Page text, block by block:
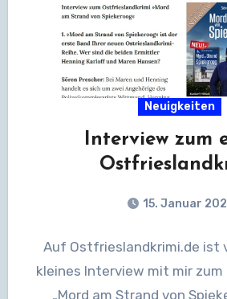
Neuigkeiten
Interview zum
15. Januar
Auf Ostfrieslandkrimi.de ist
kleines Interview mit mir zum
„Mord am Strand von